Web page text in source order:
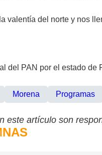
valentía del norte y nos
del PAN por el estado de
Morena Programas
este artículo son